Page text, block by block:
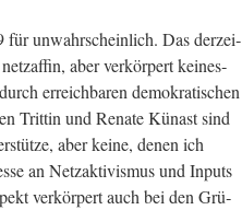
für unwahr­schein­lich. Das der­zei­
aber ver­kör­pert kei­nes­
erreich­ba­ren demo­kra­ti­schen
Trit­tin und Rena­te Kün­ast sind
aber kei­ne, denen ich
an Netz­ak­ti­vis­mus und Inputs
ver­kör­pert auch bei den Grü­